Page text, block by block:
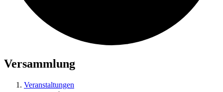
Versammlung
Veranstaltungen